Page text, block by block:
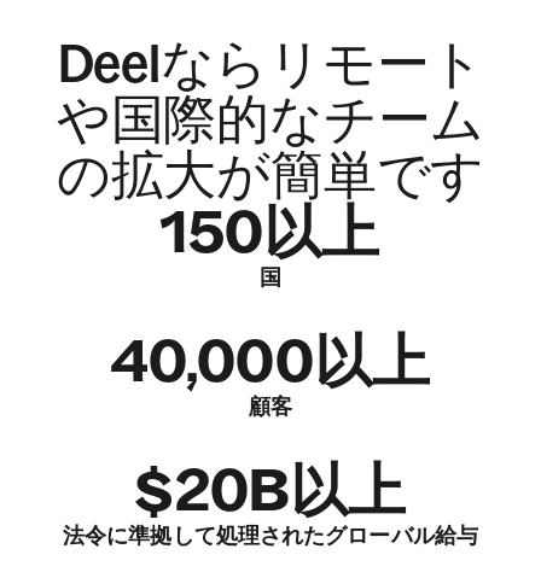
Deelならリモート
や国際的なチーム
の拡大が簡単です
150以上
国
40,000以上
顧客
$20B以上
法令に準拠して処理されたグローバル給与